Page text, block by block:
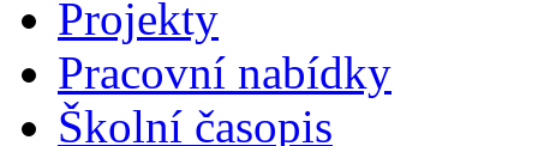
Projekty
Pracovní nabídky
Školní časopis